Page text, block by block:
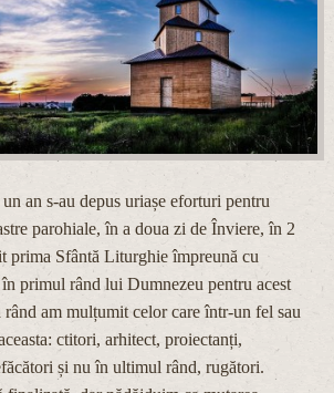
an s-au depus uriașe eforturi pentru
parohiale, în a doua zi de Înviere, în 2
prima Sfântă Liturghie împreună cu
primul rând lui Dumnezeu pentru acest
rând am mulțumit celor care într-un fel sau
ctitori, arhitect, proiectanți,
și nu în ultimul rând, rugători.